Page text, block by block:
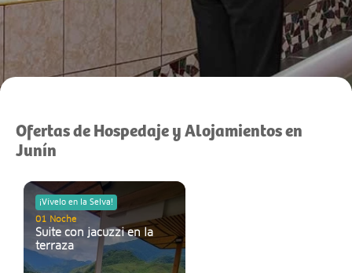
Ofertas de Hospedaje y Alojamientos en
Junín
¡Vívelo en la Selva!
01 Noche
Suite con jacuzzi en la
terraza